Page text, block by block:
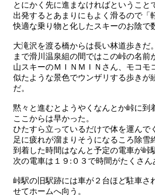
とにかく先に進まなければというこ
出発するとあまりにもよく滑るので「
快適な乗り物と化したスキーのお陰
大滝沢を渡る橋からは長い林道歩き
まで滑川温泉組の間ではこの峠の名
山スキーのＭＩＮＭＩＮさん、モコ
似たような景色でウンザリする歩き
だ。
黙々と進むとようやくなんとか峠に
ここからは早かった。
ひたすら立っているだけで体を運んで
足に疲れが溜まりそうになるころ除
到着した時間はなんと予定の電車が峠
次の電車は１９:０３で時間がたくさ
峠駅の旧駅跡には車が２台ほど駐車
せてホームへ向う。